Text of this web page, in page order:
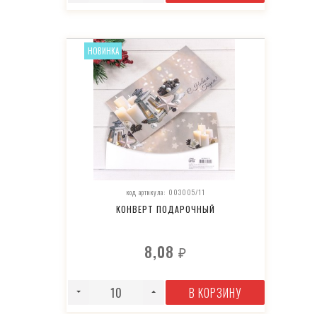
код артикула: 003005/11
КОНВЕРТ ПОДАРОЧНЫЙ
8,08₽
В КОРЗИНУ
НОВИНКА